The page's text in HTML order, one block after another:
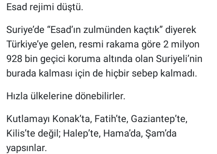
Esad rejimi düştü.
Suriye’de “Esad’ın zulmünden kaçtık” diyerek
Türkiye’ye gelen, resmi rakama göre 2 milyon
928 bin geçici koruma altında olan Suriyeli’nin
burada kalması için de hiçbir sebep kalmadı.
Hızla ülkelerine dönebilirler.
Kutlamayı Konak’ta, Fatih’te, Gaziantep’te,
Kilis’te değil; Halep’te, Hama’da, Şam’da
yapsınlar.